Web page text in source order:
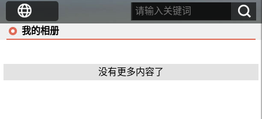
我的相册
没有更多内容了